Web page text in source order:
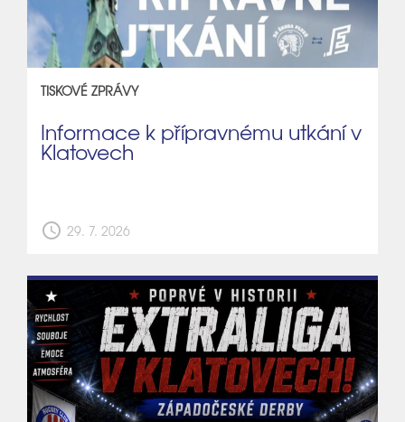
TISKOVÉ ZPRÁVY
Informace k přípravnému utkání v
Klatovech
schedule 29. 7. 2026